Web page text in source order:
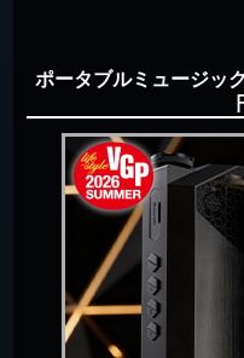
ポータブルミュージッ